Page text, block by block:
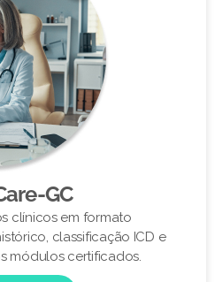
GC
clínicos em formato
classificação ICD e
módulos certificados.